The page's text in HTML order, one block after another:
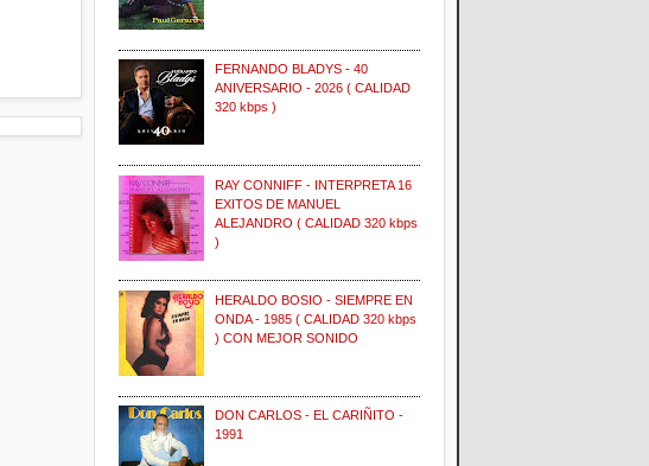
FERNANDO BLADYS - 40
ANIVERSARIO - 2026 ( CALIDAD
320 kbps )
RAY CONNIFF - INTERPRETA 16
EXITOS DE MANUEL
ALEJANDRO ( CALIDAD 320 kbps
)
HERALDO BOSIO - SIEMPRE EN
ONDA - 1985 ( CALIDAD 320 kbps
) CON MEJOR SONIDO
DON CARLOS - EL CARIÑITO -
1991